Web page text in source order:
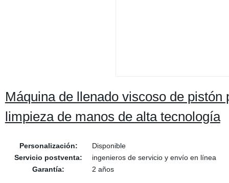
Máquina de llenado viscoso de
limpieza de manos de alta tecnología
Personalización:
Disponible
Servicio postventa:
ingenieros de servicio y envío en línea
Garantía:
2 años